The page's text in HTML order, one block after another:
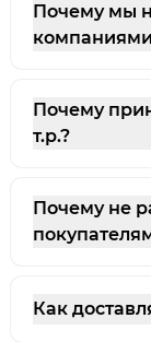
Почему мы
Почему
т.р.?
Почему не
Как